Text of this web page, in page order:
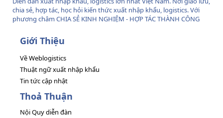
chia sẻ, hợp tác, học hỏi kiến thức xuất nhập khẩu, logistics. Với
phương châm CHIA SẺ KINH NGHIỆM - HỢP TÁC THÀNH CÔNG
Giới Thiệu
Về Weblogistics
Thuật ngữ xuất nhập khẩu
Tin tức cập nhật
Thoả Thuận
Nội Quy diễn đàn